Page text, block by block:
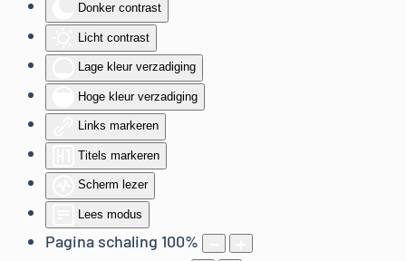
Donker contrast
Licht contrast
Lage kleur verzadiging
Hoge kleur verzadiging
Links markeren
Titels markeren
Scherm lezer
Lees modus
Pagina schaling 100%